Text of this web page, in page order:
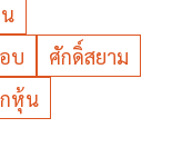
บ
ศักดิ์สยาม
หุ้น